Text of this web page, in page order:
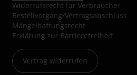
Widerrufsrecht für Verbraucher
Bestellvorgang/Vertragsabschluss
Mängelhaftungsrecht
Erklärung zur Barrierefreiheit
Vertrag widerrufen